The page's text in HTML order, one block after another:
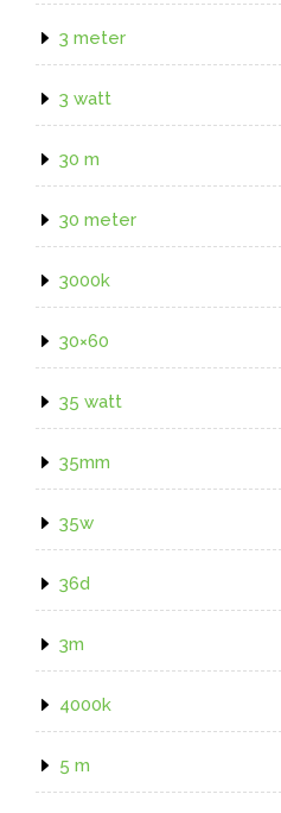
3 meter
3 watt
30 m
30 meter
3000k
30×60
35 watt
35mm
35w
36d
3m
4000k
5 m